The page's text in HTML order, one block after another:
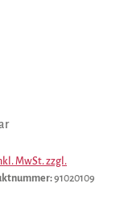
von 5 Sternen
MwSt. zzgl.
91020109